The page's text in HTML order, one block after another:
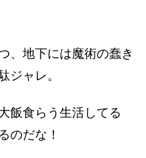
、地下には魔術の蠢き
ジャレ。
飯食らう生活してる
のだな！